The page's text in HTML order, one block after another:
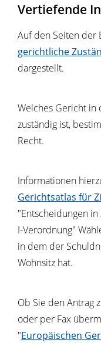
Vertiefende
Auf den Seiten der
gerichtliche
dargestellt.
Welches Gericht
zuständig ist,
Recht.
Informationen
Gerichtsatlas für
"Entscheidungen
I-Verordnung"
in dem der
Wohnsitz hat.
Ob Sie den Antrag
oder per Fax
"Europäischen